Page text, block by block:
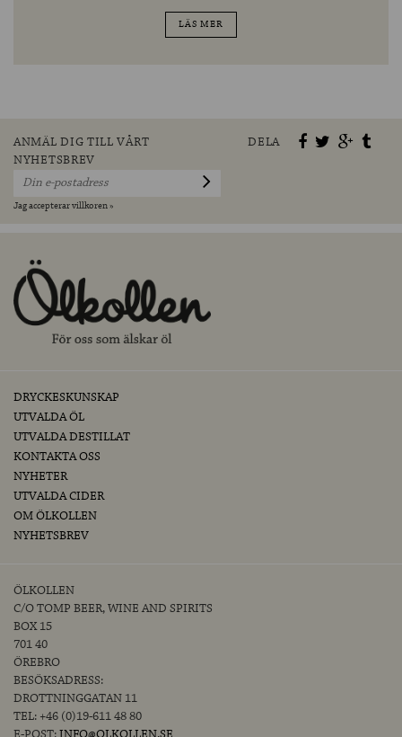
LÄS MER
ANMÄL DIG TILL VÅRT
NYHETSBREV
Jag accepterar villkoren »
DELA
DRYCKESKUNSKAP
UTVALDA ÖL
UTVALDA DESTILLAT
KONTAKTA OSS
NYHETER
UTVALDA CIDER
OM ÖLKOLLEN
NYHETSBREV
ÖLKOLLEN
C/O TOMP BEER, WINE AND SPIRITS
BOX 15
701 40
ÖREBRO
BESÖKSADRESS:
DROTTNINGGATAN 11
TEL: +46 (0)19-611 48 80